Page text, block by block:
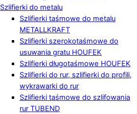
Szlifierki do metalu
Szlifierki taśmowe do metalu
METALLKRAFT
Szlifierki szerokotaśmowe do
usuwania gratu HOUFEK
Szlifierki długotaśmowe HOUFEK
Szlifierki do rur, szlifierki do profili,
wykrawarki do rur
Szlifierki taśmowe do szlifowania
rur TUBEND